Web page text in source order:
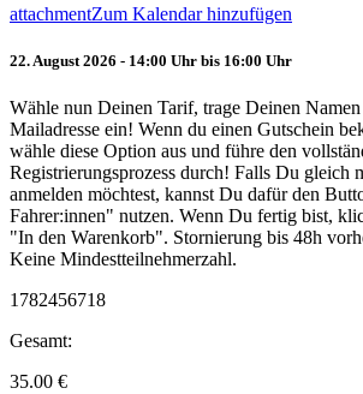
attachmentZum Kalendar hinzufügen
22. August 2026 - 14:00 Uhr bis 16:00 Uhr
Wähle nun Deinen Tarif, trage Deinen
Mailadresse ein! Wenn du einen Gutschein
wähle diese Option aus und führe den
Registrierungsprozess durch! Falls Du gleich
anmelden möchtest, kannst Du dafür den
Fahrer:innen" nutzen. Wenn Du fertig bist,
"In den Warenkorb". Stornierung bis 48h
Keine Mindestteilnehmerzahl.
1782456718
Gesamt:
35.00 €